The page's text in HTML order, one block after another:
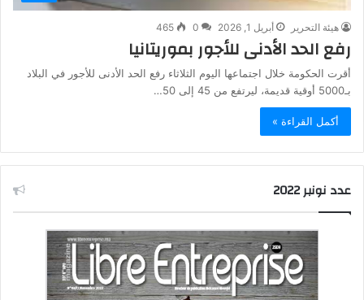
هيئة التحرير أبريل 1, 2026 0
465
رفع الحد الأدنى للأجور بموريتانيا
أقرت الحكومة خلال اجتماعها اليوم الثلاثاء رفع الحد الأدنى للأجور في البلاد
بـ5000 أوقية قديمة، ليرتفع من 45 إلى 50…
أكمل القراءة »
عدد نونبر 2022